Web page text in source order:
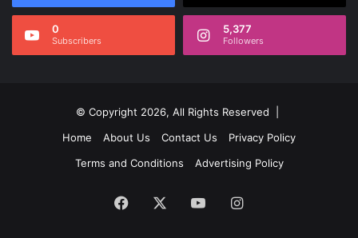
0
Subscribers
5,377
Followers
© Copyright 2026, All Rights Reserved |
Home
About Us Contact Us
Privacy Policy
Terms and Conditions
Advertising Policy
Facebook YouTubeInstagram